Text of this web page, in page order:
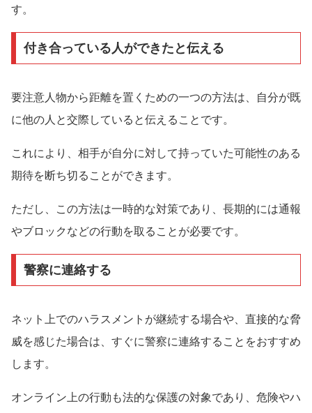
す。
付き合っている人ができたと伝える
要注意人物から距離を置くための一つの方法は、自分が既
に他の人と交際していると伝えることです。
これにより、相手が自分に対して持っていた可能性のある
期待を断ち切ることができます。
ただし、この方法は一時的な対策であり、長期的には通報
やブロックなどの行動を取ることが必要です。
警察に連絡する
ネット上でのハラスメントが継続する場合や、直接的な脅
威を感じた場合は、すぐに警察に連絡することをおすすめ
します。
オンライン上の行動も法的な保護の対象であり、危険やハ